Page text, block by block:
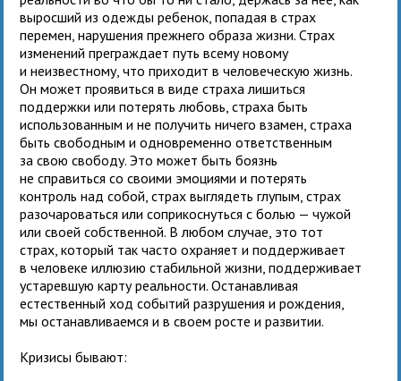
выросший из одежды ребенок, попадая в страх
перемен, нарушения прежнего образа жизни. Страх
изменений преграждает путь всему новому
и неизвестному, что приходит в человеческую жизнь.
Он может проявиться в виде страха лишиться
поддержки или потерять любовь, страха быть
использованным и не получить ничего взамен, страха
быть свободным и одновременно ответственным
за свою свободу. Это может быть боязнь
не справиться со своими эмоциями и потерять
контроль над собой, страх выглядеть глупым, страх
разочароваться или соприкоснуться с болью — чужой
или своей собственной. В любом случае, это тот
страх, который так часто охраняет и поддерживает
в человеке иллюзию стабильной жизни, поддерживает
устаревшую карту реальности. Останавливая
естественный ход событий разрушения и рождения,
мы останавливаемся и в своем росте и развитии.
Кризисы бывают: